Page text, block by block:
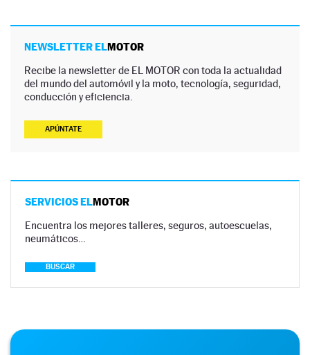
NEWSLETTER ELMOTOR
Recibe la newsletter de EL MOTOR con toda la actualidad
del mundo del automóvil y la moto, tecnología, seguridad,
conducción y eficiencia.
APÚNTATE
SERVICIOS ELMOTOR
Encuentra los mejores talleres, seguros, autoescuelas,
neumáticos…
BUSCAR